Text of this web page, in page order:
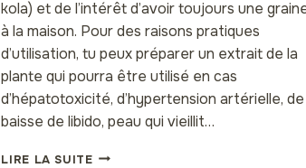
kola) et de l’intérêt d’avoir toujours une
à la maison. Pour des raisons pratiques
d’utilisation, tu peux préparer un extrait de la
plante qui pourra être utilisé en cas
d’hépatotoxicité, d’hypertension artérielle, de
baisse de libido, peau qui vieillit…
LIRE LA SUITEEXTRAIT